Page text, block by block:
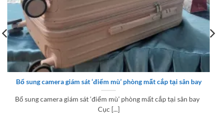
Bổ sung camera giám sát ‘điểm mù’ phòng mất cắp tại sân bay
Bổ sung camera giám sát ‘điểm mù’ phòng mất cắp tại sân bay
Cục [...]